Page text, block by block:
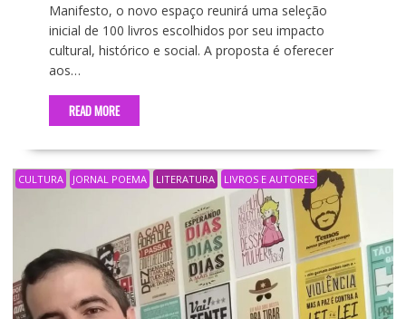
Manifesto, o novo espaço reunirá uma seleção
inicial de 100 livros escolhidos por seu impacto
cultural, histórico e social. A proposta é oferecer
aos…
READ MORE
CULTURA JORNAL POEMA LITERATURA LIVROS E AUTORES